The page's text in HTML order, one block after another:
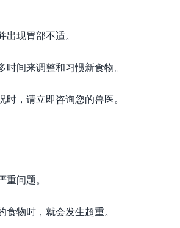
现胃部不适。
间来调整和习惯新食物。
，请立即咨询您的兽医。
问题。
物时，就会发生超重。